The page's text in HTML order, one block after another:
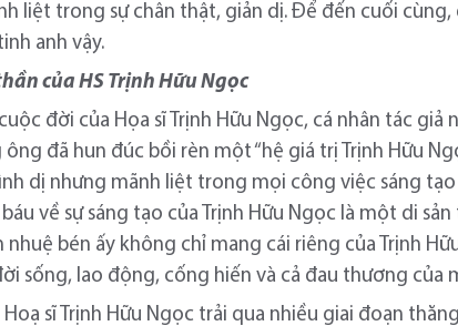
liệt trong sự chân thật, giản dị. Để đến cuối cùng,
anh vậy.
của HS Trịnh Hữu Ngọc
cuộc đời của Họa sĩ Trịnh Hữu Ngọc, cá nhân tác
đã hun đúc bồi rèn một “hệ giá trị Trịnh Hữu
dị nhưng mãnh liệt trong mọi công việc sáng
về sự sáng tạo của Trịnh Hữu Ngọc là một di
nhuệ bén ấy không chỉ mang cái riêng của Trịnh
sống, lao động, cống hiến và cả đau thương của
sĩ Trịnh Hữu Ngọc trải qua nhiều giai đoạn